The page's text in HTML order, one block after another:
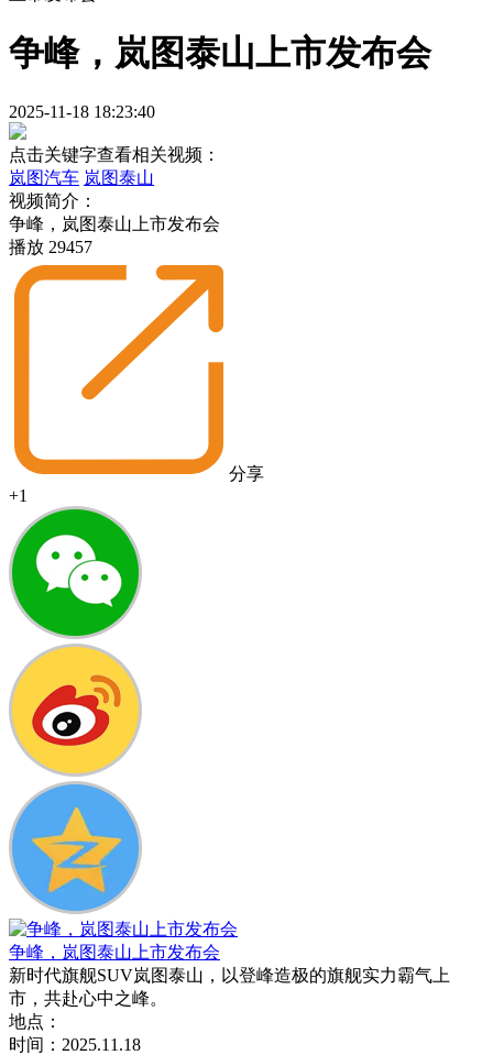
争峰，岚图泰山上市发布会
2025-11-18 18:23:40
点击关键字查看相关视频：
岚图汽车 岚图泰山
视频简介：
争峰，岚图泰山上市发布会
播放 29457
分享
+1
争峰，岚图泰山上市发布会
新时代旗舰SUV岚图泰山，以登峰造极的旗舰实力霸气上
市，共赴心中之峰。
地点：
时间：2025.11.18